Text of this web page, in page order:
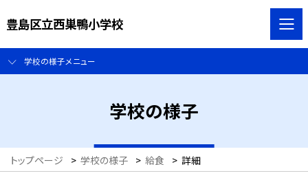
豊島区立西巣鴨小学校
学校の様子メニュー
学校の様子
トップページ > 学校の様子 > 給食 > 詳細